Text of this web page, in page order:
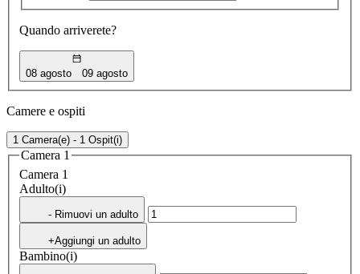
Quando arriverete?
08 agosto 09 agosto
Camere e ospiti
1 Camera(e) - 1 Ospit(i)
Camera 1
Camera 1
Adulto(i)
- Rimuovi un adulto
+Aggiungi un adulto
Bambino(i)